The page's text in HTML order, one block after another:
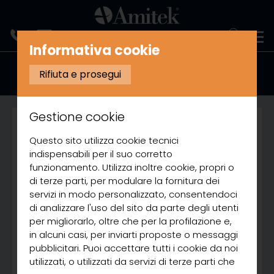
News
Informativa cookie
Rifiuta e prosegui
Gestione cookie
Questo sito utilizza cookie tecnici
indispensabili per il suo corretto
funzionamento. Utilizza inoltre cookie, propri o
di terze parti, per modulare la fornitura dei
servizi in modo personalizzato, consentendoci
di analizzare l'uso del sito da parte degli utenti
per migliorarlo, oltre che per la profilazione e,
in alcuni casi, per inviarti proposte o messaggi
pubblicitari. Puoi accettare tutti i cookie da noi
utilizzati, o utilizzati da servizi di terze parti che